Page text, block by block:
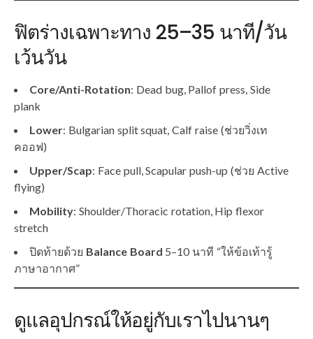
ฟิตร่างเฉพาะทาง 25–35 นาที/วัน
เว้นวัน
Core/Anti-Rotation: Dead bug, Pallof press, Side
plank
Lower: Bulgarian split squat, Calf raise (ช่วยวิ่งเท
คออฟ)
Upper/Scap: Face pull, Scapular push-up (ช่วย Active
flying)
Mobility: Shoulder/Thoracic rotation, Hip flexor
stretch
ปิดท้ายด้วย Balance Board 5–10 นาที “ให้ข้อเท้ารู้
ภาษาอากาศ”
ดูแลอุปกรณ์ให้อยู่กับเราไปนานๆ